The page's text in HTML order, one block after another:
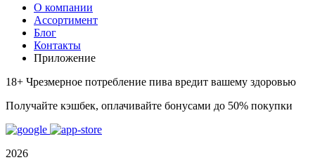
О компании
Ассортимент
Блог
Контакты
Приложение
18+ Чрезмерное потребление пива вредит вашему здоровью
Получайте кэшбек, оплачивайте бонусами до 50% покупки
2026